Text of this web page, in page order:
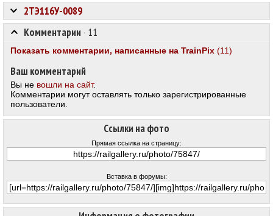
Ссылки на фото
Прямая ссылка на страницу:
Вставка в форумы:
2ТЭ116У-0089
Комментарии · 11
Показать комментарии, написанные на TrainPix (11)
Ваш комментарий
Вы не вошли на сайт.
Комментарии могут оставлять только зарегистрированные
пользователи.